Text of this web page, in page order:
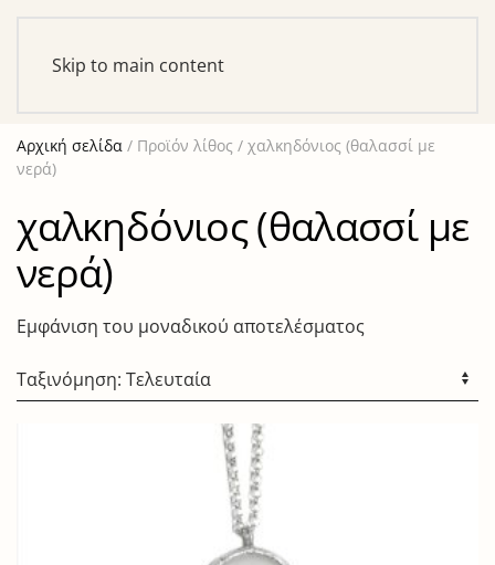
ελέγχου — καμία παραγγελία δε θα ολοκληρωθεί.
Skip to main content
Αρχική σελίδα / Προϊόν λίθος / χαλκηδόνιος (θαλασσί με
νερά)
χαλκηδόνιος (θαλασσί με
νερά)
Εμφάνιση του μοναδικού αποτελέσματος